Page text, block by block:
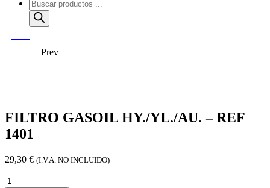
FILTRO GASOIL - REF
Prev
FILTRO GASOIL HY./YL./AU. – REF
1401
29,30 € (I.V.A. NO INCLUIDO)